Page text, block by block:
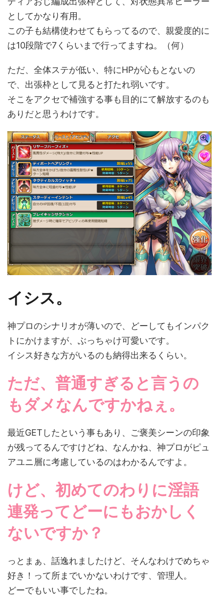
としてかなり有用。
この子も結構使わせてもらってるので、親愛度的に
は10段階で7くらいまで行ってますね。（何）
ただ、全体ステが低い、特にHPが心もとないの
で、出張枠として見ると打たれ弱いです。
そこをアクセで補強する事も目的にて解放するのも
ありだと思うわけです。
イシス。
神プロのシナリオが薄いので、どーしてもインパク
トにかけますが、ぶっちゃけ可愛いです。
イシス好きな方がいるのも納得出来るくらい。
ただ、普通すぎると言うの
もダメなんですかねぇ。
最近GETしたという事もあり、ご褒美シーンの印象
が残ってるんですけどね、なんかね、神プロがピュ
アユニ層に考慮しているのはわかるんですよ。
けど、初めてのわりに淫語
連発ってどーにもおかしく
ないですか？
っとまぁ、話逸れましたけど、そんなわけでめちゃ
好き！って所までいかないわけです、管理人。
どーでもいい事でしたね。